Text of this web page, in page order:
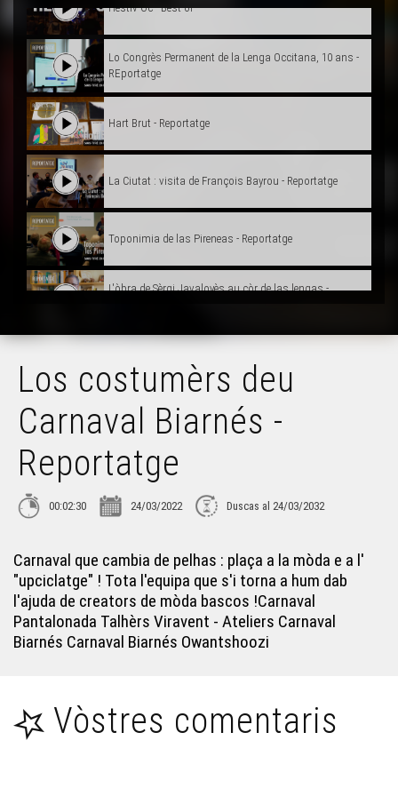
Hestiv'Òc - Best-of
Lo Congrès Permanent de la Lenga Occitana, 10 ans -
REportatge
Hart Brut - Reportatge
La Ciutat : visita de François Bayrou - Reportatge
Toponimia de las Pireneas - Reportatge
L'òbra de Sèrgi Javaloyès au còr de las lengas -
Gasconha Couture - Reportatge
Cants au Museum de Tolosa - Reportatge
La Passem : Quin s'organiza ? - Reportatge
Hèst'A La Vila 2022 - Reportatge
Los costumèrs deu
Carnaval Biarnés -
Reportatge
00:02:30 24/03/2022 Duscas al 24/03/2032
Carnaval que cambia de pelhas : plaça a la mòda e a l'
"upciclatge" ! Tota l'equipa que s'i torna a hum dab
l'ajuda de creators de mòda bascos !Carnaval
Pantalonada Talhèrs Viravent - Ateliers Carnaval
Biarnés Carnaval Biarnés Owantshoozi
Vòstres comentaris